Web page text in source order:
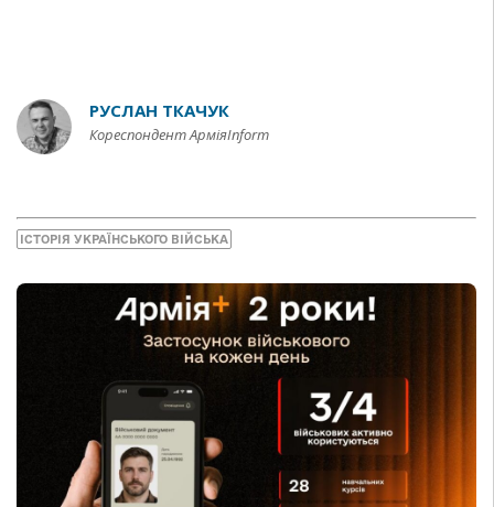
РУСЛАН ТКАЧУК
Кореспондент АрміяInform
ІСТОРІЯ УКРАЇНСЬКОГО ВІЙСЬКА